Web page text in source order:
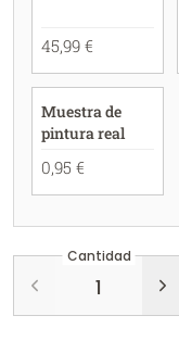
45,99 €
Muestra de
pintura real
0,95 €
Cantidad